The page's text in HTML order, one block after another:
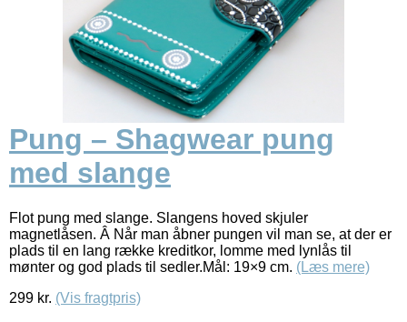
Pung – Shagwear pung
med slange
Flot pung med slange. Slangens hoved skjuler
magnetlåsen. Â Når man åbner pungen vil man se, at der er
plads til en lang række kreditkor, lomme med lynlås til
mønter og god plads til sedler.Mål: 19×9 cm. (Læs mere)
299 kr. (Vis fragtpris)